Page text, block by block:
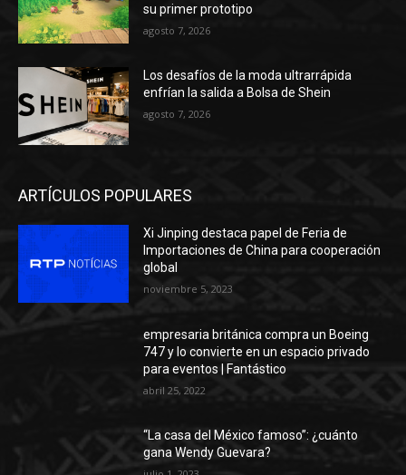
su primer prototipo
agosto 7, 2026
Los desafíos de la moda ultrarrápida
enfrían la salida a Bolsa de Shein
agosto 7, 2026
ARTÍCULOS POPULARES
Xi Jinping destaca papel de Feria de
Importaciones de China para cooperación
global
noviembre 5, 2023
empresaria británica compra un Boeing
747 y lo convierte en un espacio privado
para eventos | Fantástico
abril 25, 2022
“La casa del México famoso”: ¿cuánto
gana Wendy Guevara?